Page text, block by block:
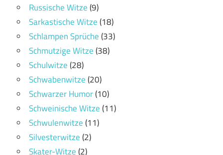
Russische Witze(9)
Sarkastische Witze(18)
Schlampen Sprüche(33)
Schmutzige Witze(38)
Schulwitze(28)
Schwabenwitze(20)
Schwarzer Humor(10)
Schweinische Witze(11)
Schwulenwitze(11)
Silvesterwitze(2)
Skater-Witze(2)